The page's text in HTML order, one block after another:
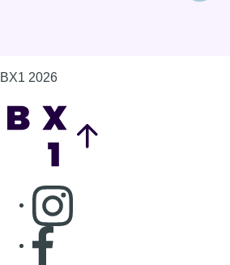
BX1 2026
Consulter page Instagram
Consulter page Facebook